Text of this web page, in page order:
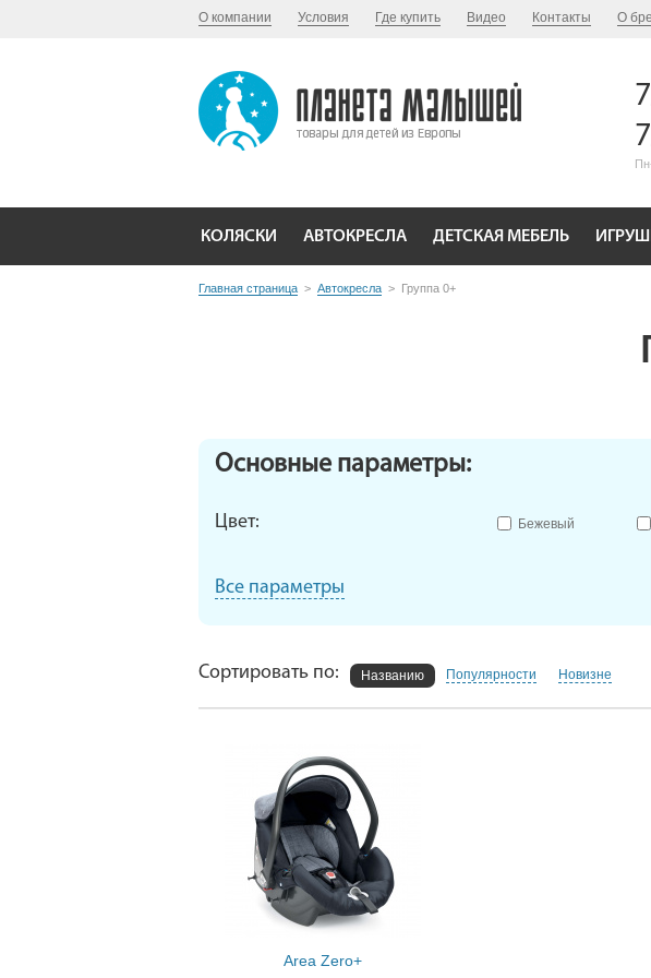
О компании Условия Где купить Видео Контакты О
КОЛЯСКИ АВТОКРЕСЛА ДЕТСКАЯ МЕБЕЛЬ
Главная страница > Автокресла > Группа 0+
Основные параметры:
Цвет: Бежевый
Все параметры
Сортировать по: Названию Популярности Новизне
Area Zero+